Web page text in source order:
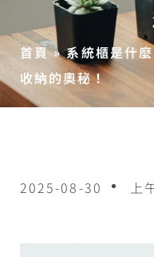
首頁»系統櫃是什
收納的奧秘！
2025-08-30 上